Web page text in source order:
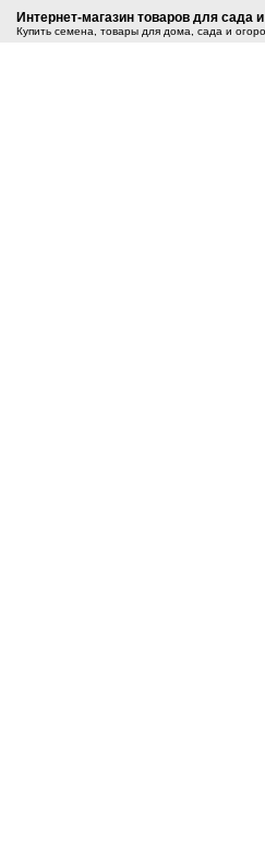
Интернет-магазин товаров для сада
Купить семена, товары для дома, сада и